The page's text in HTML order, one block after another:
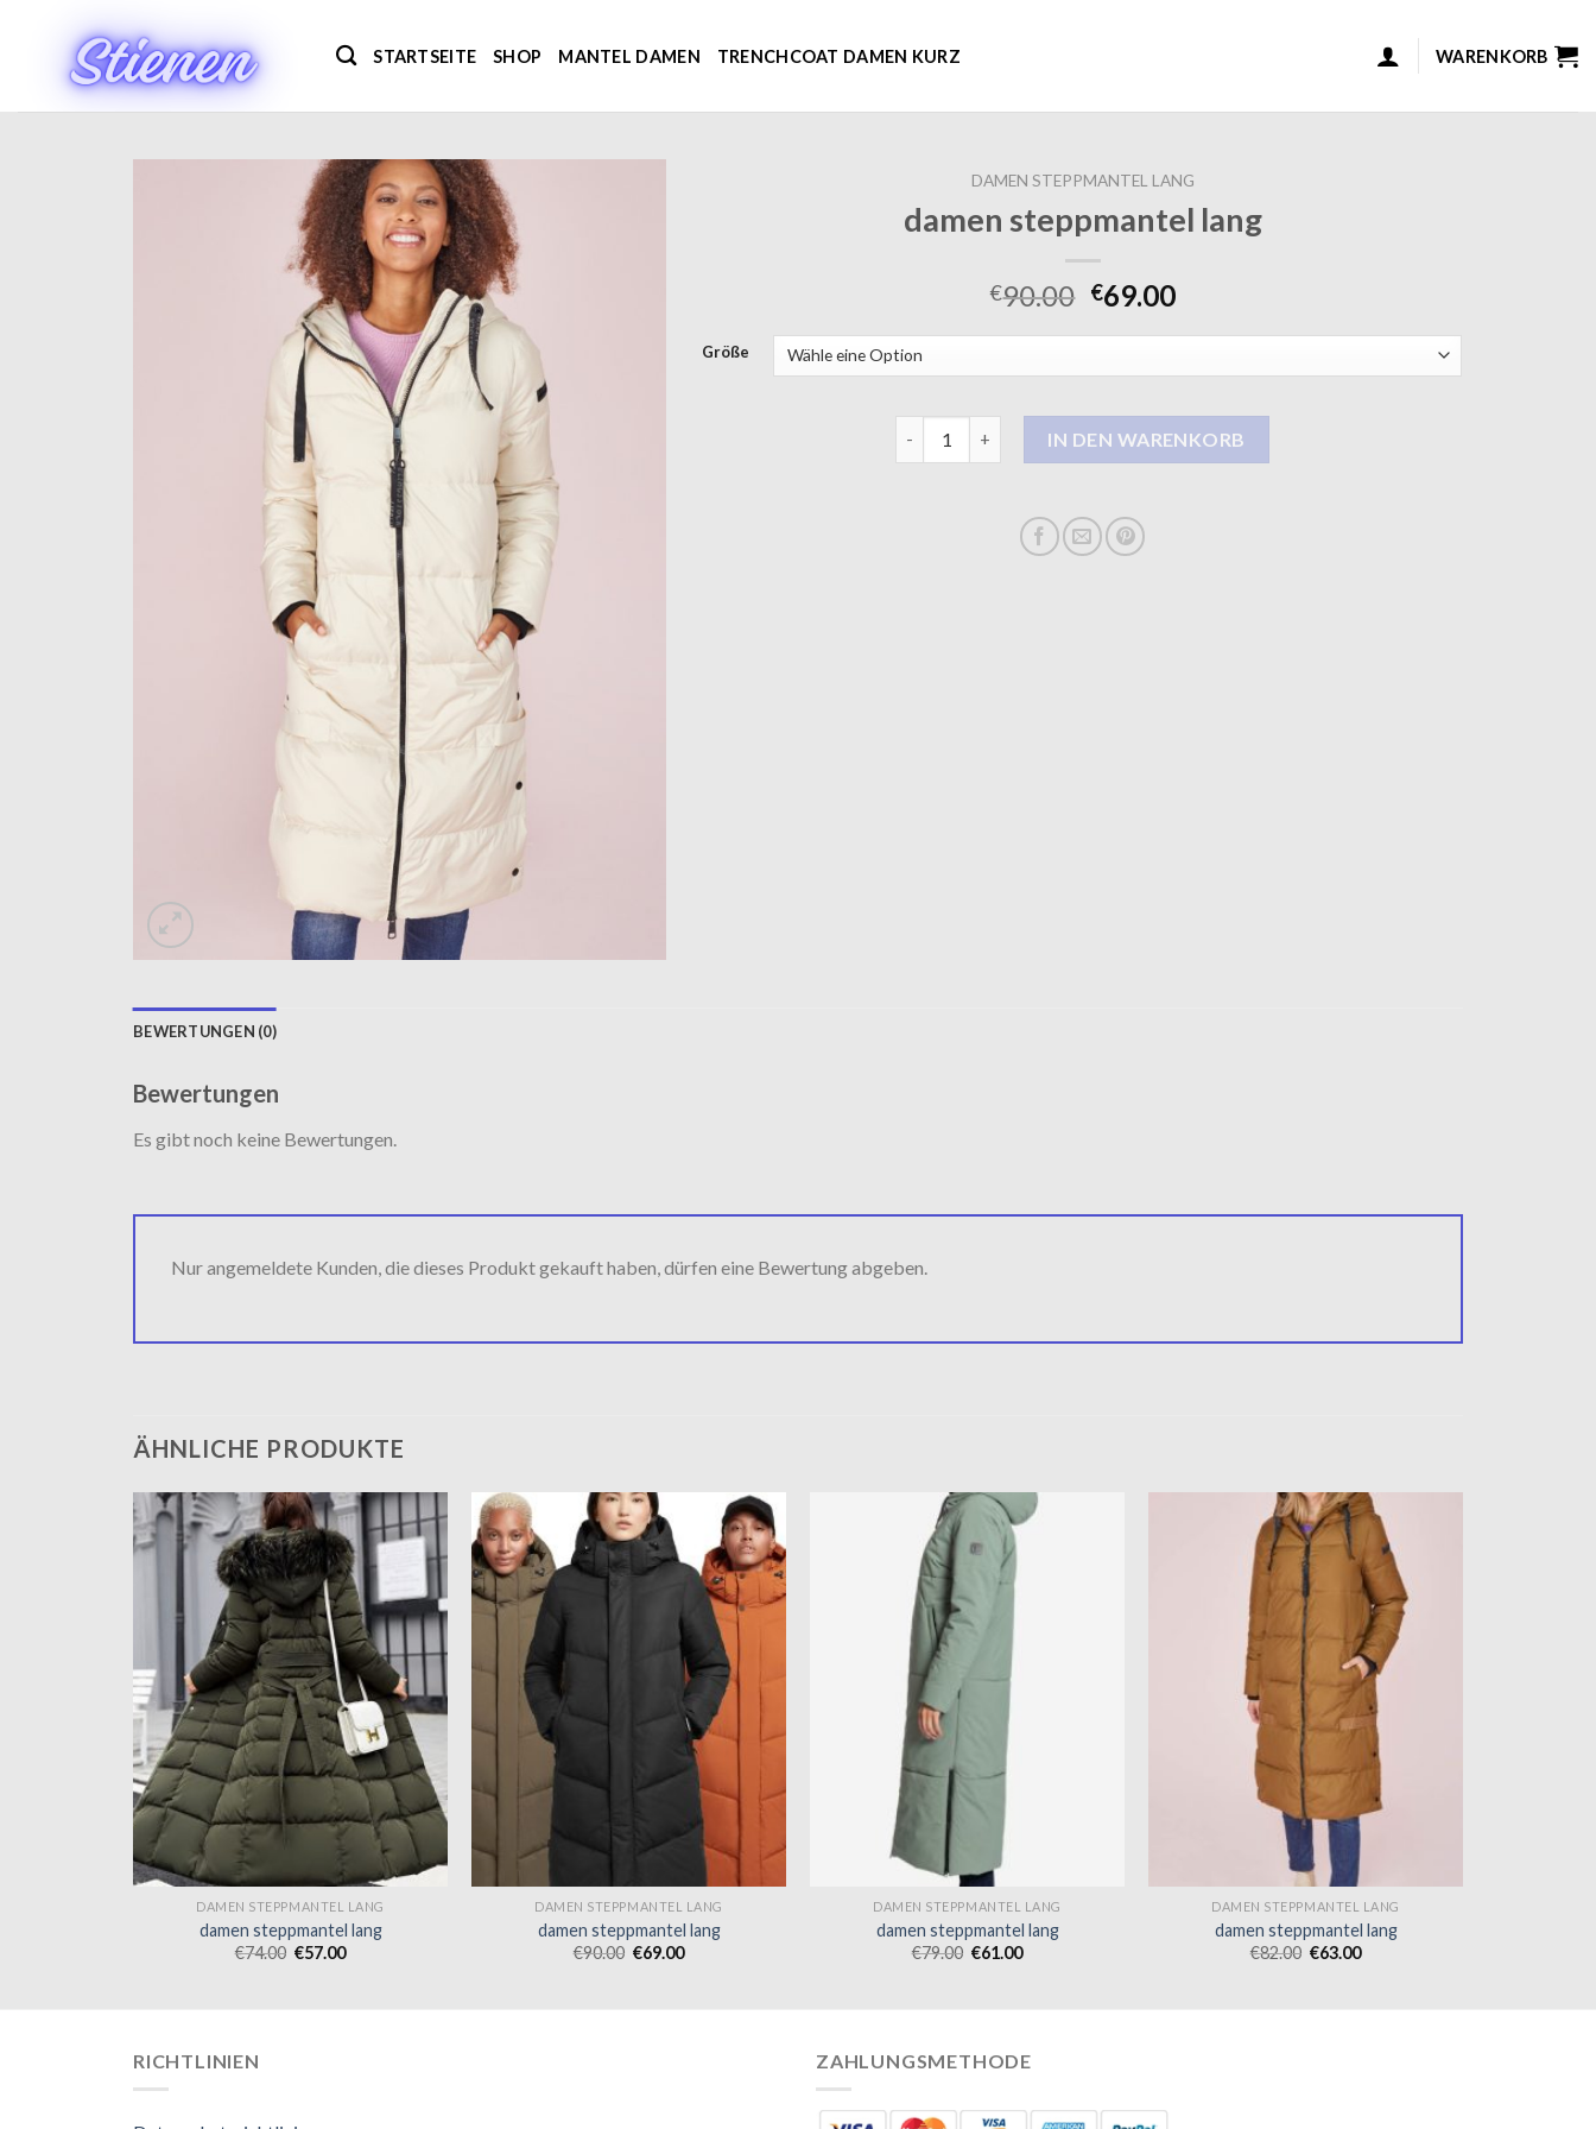
STARTSEITE SHOP MANTEL DAMEN TRENCHCOAT DAMEN KURZ WARENKORB
DAMEN STEPPMANTEL LANG
damen steppmantel lang
€90.00 €69.00
Größe
IN DEN WARENKORB
BEWERTUNGEN (0)
Bewertungen
Es gibt noch keine Bewertungen.
Nur angemeldete Kunden, die dieses Produkt gekauft haben, dürfen eine Bewertung abgeben.
ÄHNLICHE PRODUKTE
DAMEN STEPPMANTEL LANG
damen steppmantel lang
€74.00 €57.00
DAMEN STEPPMANTEL LANG
damen steppmantel lang
€90.00 €69.00
DAMEN STEPPMANTEL LANG
damen steppmantel lang
€79.00 €61.00
DAMEN STEPPMANTEL LANG
damen steppmantel lang
€82.00 €63.00
RICHTLINIEN ZAHLUNGSMETHODE